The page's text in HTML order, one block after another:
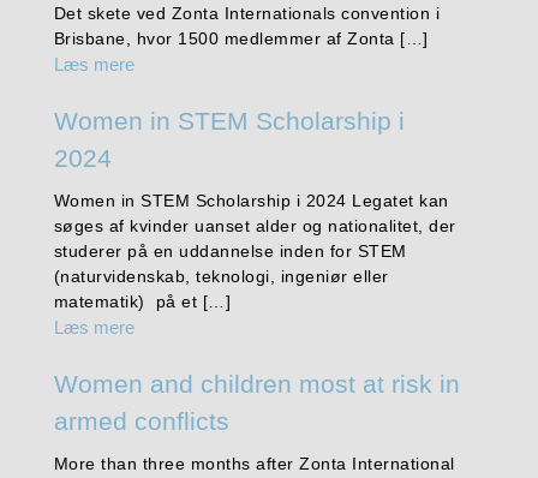
Det skete ved Zonta Internationals convention i
Brisbane, hvor 1500 medlemmer af Zonta […]
Læs mere
Women in STEM Scholarship i
2024
Women in STEM Scholarship i 2024 Legatet kan
søges af kvinder uanset alder og nationalitet, der
studerer på en uddannelse inden for STEM
(naturvidenskab, teknologi, ingeniør eller
matematik) på et […]
Læs mere
Women and children most at risk in
armed conflicts
More than three months after Zonta International